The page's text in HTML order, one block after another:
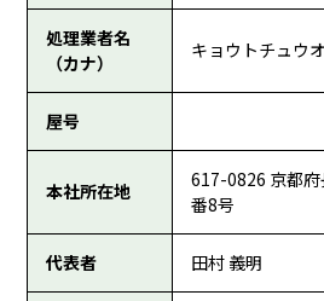
処理業者名
（カナ）
キョウトチュウ
屋号
本社所在地
617-0826 京都
番8号
代表者 田村 義明